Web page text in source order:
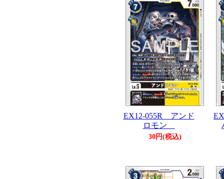
EX12-055R アンド
ロモン
30円(税込)